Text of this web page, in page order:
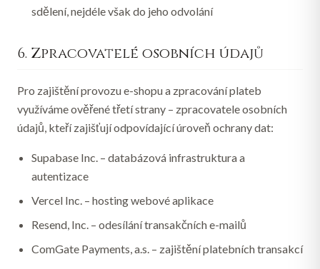
sdělení, nejdéle však do jeho odvolání
6. Zpracovatelé osobních údajů
Pro zajištění provozu e-shopu a zpracování plateb
využíváme ověřené třetí strany – zpracovatele osobních
údajů, kteří zajišťují odpovídající úroveň ochrany dat:
Supabase Inc. – databázová infrastruktura a
autentizace
Vercel Inc. – hosting webové aplikace
Resend, Inc. – odesílání transakčních e-mailů
ComGate Payments, a.s. – zajištění platebních transakcí